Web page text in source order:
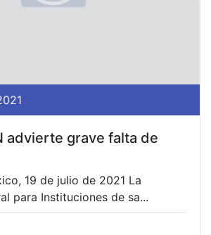
advierte grave falta de
19 de julio de 2021 La
para Instituciones de sa...